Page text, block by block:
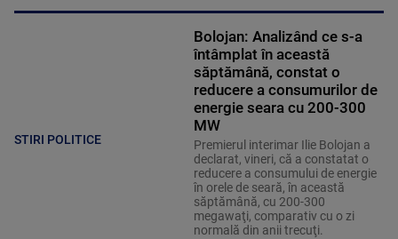
STIRI POLITICE
Bolojan: Analizând ce s-a
întâmplat în această
săptămână, constat o
reducere a consumurilor de
energie seara cu 200-300
MW
Premierul interimar Ilie Bolojan a
declarat, vineri, că a constatat o
reducere a consumului de energie
în orele de seară, în această
săptămână, cu 200-300
megawaţi, comparativ cu o zi
normală din anii trecuţi.